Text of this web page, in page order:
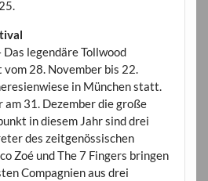
Das legendäre Tollwood
28. November bis 22.
in München statt.
31. Dezember die große
in diesem Jahr sind drei
des zeitgenössischen
Zoé und The 7 Fingers bringen
Compagnien aus drei